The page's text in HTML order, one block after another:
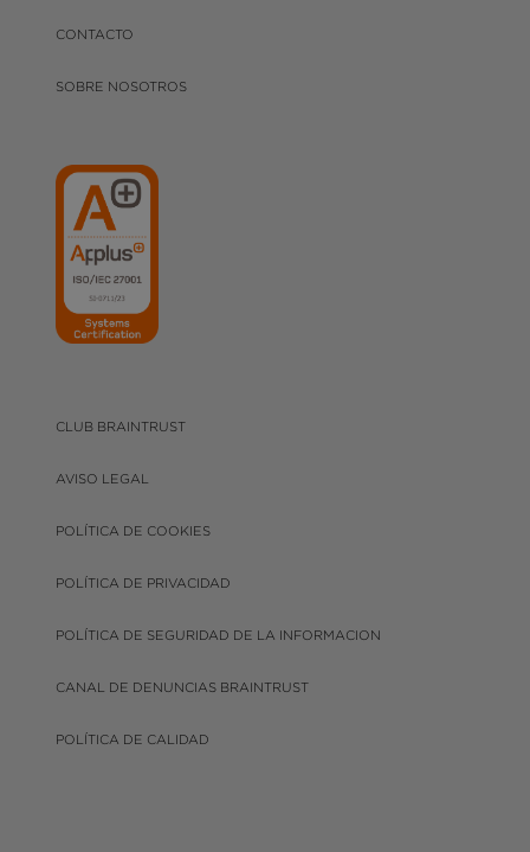
CONTACTO
SOBRE NOSOTROS
CLUB BRAINTRUST
AVISO LEGAL
POLÍTICA DE COOKIES
POLÍTICA DE PRIVACIDAD
POLÍTICA DE SEGURIDAD DE LA INFORMACION
CANAL DE DENUNCIAS BRAINTRUST
POLÍTICA DE CALIDAD